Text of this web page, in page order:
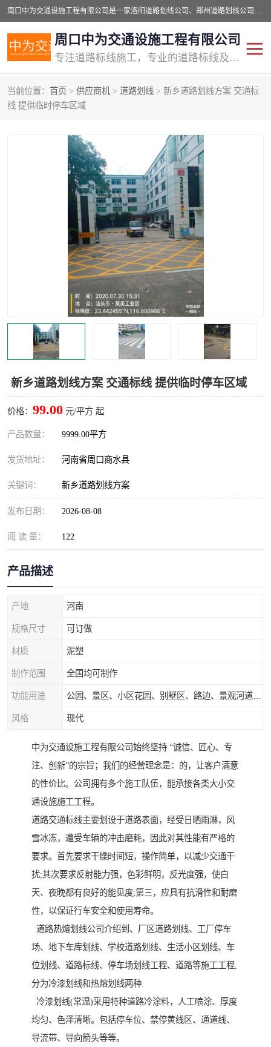
周口中为交通设施工程有限公司是一家洛阳道路划线公司、郑州道路划线公司、平顶山道路车位划线公司、开封车位划线公司、许昌道路车位划线公司、漯河道路车位划线公司，公司始终坚持“诚信、匠心、专注”的宗旨；我们的经营理念是：的服务。
周口中为交通设施工程有限公司
专注道路标线施工，专业的道路标线及交通设施施工服务商!
当前位置： 首页 > 供应商机 > 道路划线 > 新乡道路划线方案 交通标
线 提供临时停车区域
新乡道路划线方案 交通标线 提供临时停车区域
价格： 99.00 元/平方 起
产品数量： 9999.00平方
发货地址： 河南省周口商水县
关键词： 新乡道路划线方案
发布日期： 2026-08-08
阅 读 量： 122
产品描述
产地 河南
规格尺寸 可订做
材质 泥塑
制作范围 全国均可制作
功能用途
风格 现代
中为交通设施工程有限公司始终坚持 “诚信、匠心、专
注、创新”的宗旨；我们的经营理念是：的，让客户满意
的性价比。公司拥有多个施工队伍，能承接各类大小交
通设施施工工程。
道路交通标线主要划设于道路表面，经受日晒雨淋，风
雪冰冻，遭受车辆的冲击磨耗，因此对其性能有严格的
要求。首先要求干燥时间短，操作简单，以减少交通干
扰;其次要求反射能力强，色彩鲜明，反光度强，使白
天、夜晚都有良好的能见度;第三，应具有抗滑性和耐磨
性，以保证行车安全和使用寿命。
道路热熔划线公司介绍到、厂区道路划线、工厂停车
场、地下车库划线、学校道路划线、生活小区划线、车
位划线、道路标线、停车场划线工程、道路等施工工程,
分为冷漆划线和热熔划线两种.
冷漆划线(常温)采用特种道路冷涂料，人工喷涂、厚度
均匀、色泽清晰。包括停车位、禁停黄线区、通道线、
导流带、导向箭头等等。
交通道路标线
道路标线划线 马路标线
道路划线